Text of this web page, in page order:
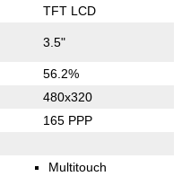
TFT LCD
3.5"
56.2%
480x320
165 PPP
Multitouch